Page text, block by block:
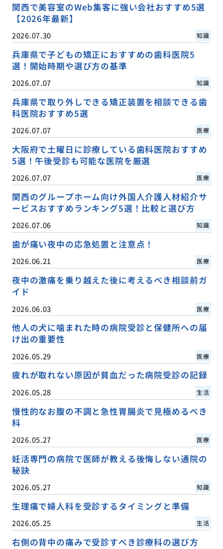
関西で美容室のWeb集客に強い会社おすすめ5選
【2026年最新】
2026.07.30 知識
兵庫県で子どもの矯正におすすめの歯科医院5
選！開始時期や選び方の基準
2026.07.07 知識
兵庫県で取り外しできる矯正装置を相談できる歯
科医院おすすめ5選
2026.07.07 医療
大阪府で土曜日に診療している歯科医院おすすめ
5選！午後受診も可能な医院を厳選
2026.07.07 医療
関西のグループホーム向け外国人介護人材紹介サ
ービスおすすめランキング5選！比較と選び方
2026.07.06 知識
歯が痛い夜中の応急処置と注意点！
2026.06.21 医療
夜中の激痛を乗り越えた後に考えるべき相談前ガ
イド
2026.06.03 医療
他人の犬に噛まれた時の病院受診と保健所への届
け出の重要性
2026.05.29 医療
疲れが取れない原因が貧血だった病院受診の記録
2026.05.28 生活
慢性的なお腹の不調と急性胃腸炎で見極めるべき
科
2026.05.27 医療
妊活専門の病院で医師が教える後悔しない通院の
秘訣
2026.05.27 知識
生理痛で婦人科を受診するタイミングと準備
2026.05.25 生活
右側の背中の痛みで受診すべき診療科の選び方